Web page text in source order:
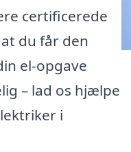
certificerede
du får den
el-opgave
– lad os hjælpe
i